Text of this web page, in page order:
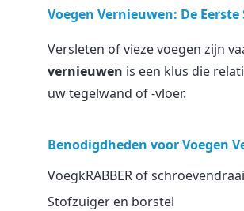
Voegen Vernieuwen: De
Versleten of vieze voegen zijn
vernieuwen is een klus die
uw tegelwand of -vloer.
Benodigdheden voor Voegen
VoegkRABBER of
Stofzuiger en borstel